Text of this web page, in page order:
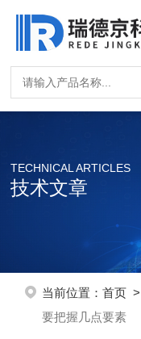
TECHNICAL ARTICLES
技术文章
当前位置： 首页>
要把握几点要素